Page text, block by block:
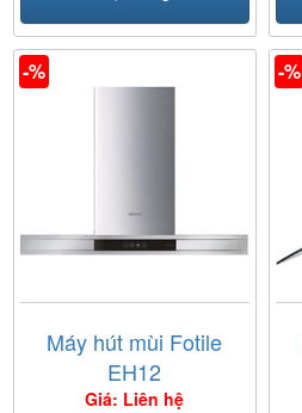
-%
Máy hút mùi Fotile
EH12
Giá: Liên hệ
-%